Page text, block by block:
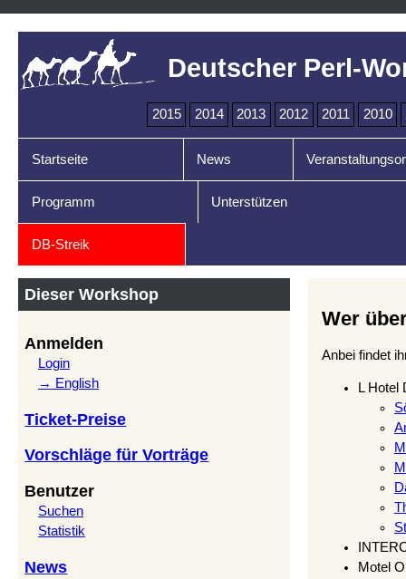
Deutscher Perl-
2015 2014 2013 2012 2011 2010
Startseite News
Programm Unterstützen
DB-Streik
Dieser Workshop
Anmelden
Login
→ English
Ticket-Preise
Vorschläge für Vorträge
Benutzer
Suchen
Statistik
News
Wer
Anbei findet
L Hotel
Motel